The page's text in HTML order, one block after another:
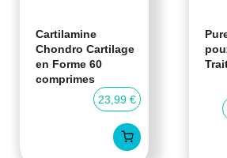
Cartilamine
Chondro Cartilage
en Forme 60
comprimes
23,99 €